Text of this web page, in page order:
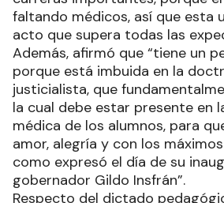
faltando médicos, así que esta
acto que supera todas las
Además, afirmó que “tiene un
porque está imbuida en la
justicialista, que
la cual debe estar presente en
médica de los alumnos, para
amor, alegría y con los
como expresó el día de su
gobernador Gildo Insfrán”.
Respecto del dictado